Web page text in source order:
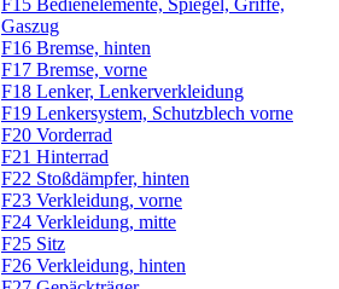
Gaszug
F16 Bremse, hinten
F17 Bremse, vorne
F18 Lenker, Lenkerverkleidung
F19 Lenkersystem, Schutzblech vorne
F20 Vorderrad
F21 Hinterrad
F22 Stoßdämpfer, hinten
F23 Verkleidung, vorne
F24 Verkleidung, mitte
F25 Sitz
F26 Verkleidung, hinten